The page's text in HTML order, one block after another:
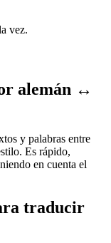
vez.
alemán ↔
y palabras entre
Es rápido,
en cuenta el
traducir